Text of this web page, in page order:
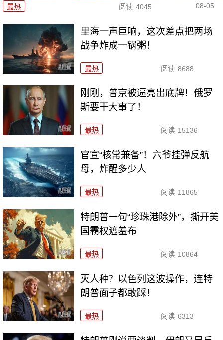
最热 阅读 4045 08-05
里海一声巨响，这次差点把两场
战争炸成一锅粥！
最热 阅读 8688
刚刚，普京被逼亮出底牌！俄罗
斯要干大事了！
最热 阅读 15136
官宣“核常兼备”！六爷挂弹反航
母，炸醒多少人
最热 阅读 11865
特朗普一句“珍珠港除外”，撕开美
国霸权遮羞布
最热 阅读 10864
灭人种？以色列这波操作，连特
朗普面子都敢踩！
最热 阅读 6313